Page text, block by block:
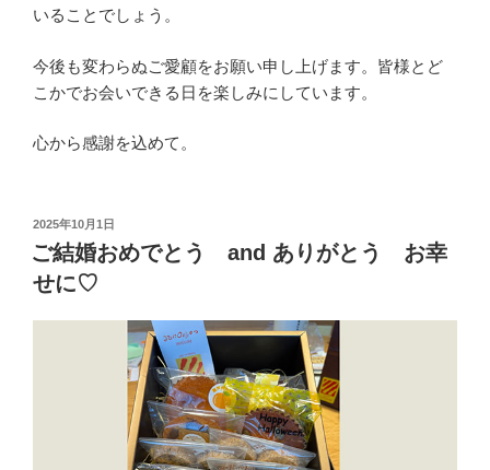
いることでしょう。
今後も変わらぬご愛顧をお願い申し上げます。皆様とど
こかでお会いできる日を楽しみにしています。
心から感謝を込めて。
投
稿
日:
2025年10月1日
ご結婚おめでとう and ありがとう お幸
せに♡